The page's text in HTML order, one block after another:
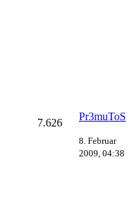
7.626
Pr3muToS
8. Februar
2009, 04:38